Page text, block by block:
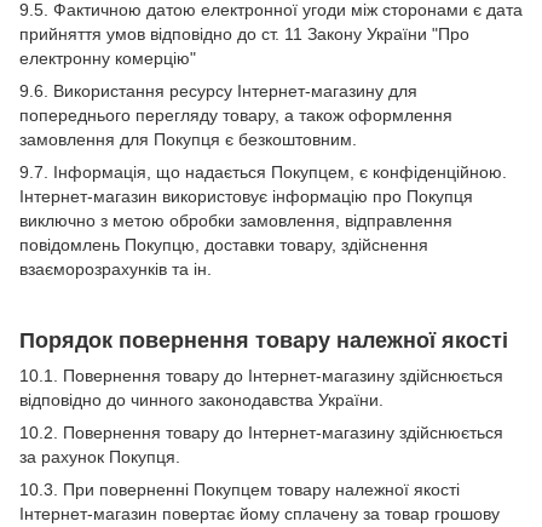
9.5. Фактичною датою електронної угоди між сторонами є дата
прийняття умов відповідно до ст. 11 Закону України "Про
електронну комерцію"
9.6. Використання ресурсу Інтернет-магазину для
попереднього перегляду товару, а також оформлення
замовлення для Покупця є безкоштовним.
9.7. Інформація, що надається Покупцем, є конфіденційною.
Інтернет-магазин використовує інформацію про Покупця
виключно з метою обробки замовлення, відправлення
повідомлень Покупцю, доставки товару, здійснення
взаєморозрахунків та ін.
Порядок повернення товару належної якості
10.1. Повернення товару до Інтернет-магазину здійснюється
відповідно до чинного законодавства України.
10.2. Повернення товару до Інтернет-магазину здійснюється
за рахунок Покупця.
10.3. При поверненні Покупцем товару належної якості
Інтернет-магазин повертає йому сплачену за товар грошову